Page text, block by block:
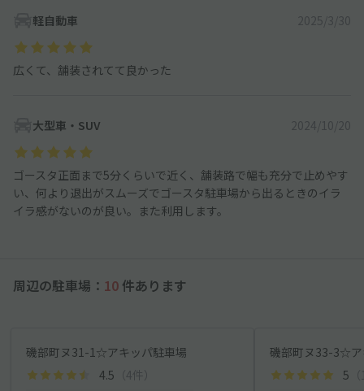
軽自動車 2025/3/30
広くて、舗装されてて良かった
大型車・SUV 2024/10/20
ゴースタ正面まで5分くらいで近く、舗装路で幅も充分で止めやす
い、何より退出がスムーズでゴースタ駐車場から出るときのイラ
イラ感がないのが良い。また利用します。
周辺の駐車場： 10 件あります
磯部町ヌ31-1☆アキッパ駐車場
4.5 （4件）
磯部町ヌ33-3☆ア
5